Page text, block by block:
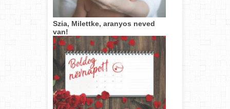
Szia, Milettke, aranyos neved
van!